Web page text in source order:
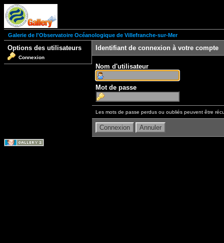
Galerie de l'Observatoire Océanologique de Villefranche-sur-Mer
Options des utilisateurs
Connexion
Identifiant de connexion à votre compte
Nom d'utilisateur
Mot de passe
Les mots de passe perdus ou oubliés peuvent être